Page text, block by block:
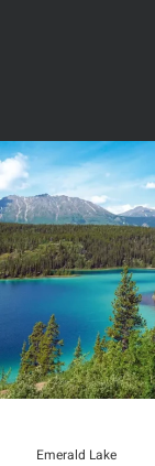
Emerald Lake